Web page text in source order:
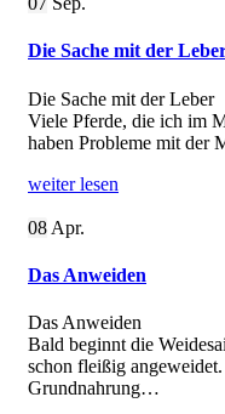
Die Sache mit der
Die Sache mit der Leber
Viele Pferde, die ich im
haben Probleme mit der
weiter lesen
08 Apr.
Das Anweiden
Das Anweiden
Bald beginnt die
schon fleißig
Grundnahrung…